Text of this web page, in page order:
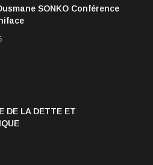
SONKO Conférence
DE LA DETTE ET